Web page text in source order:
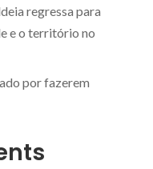
regressa para
e o território no
por fazerem